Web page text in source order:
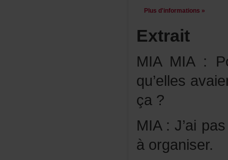
Plusd'informations»
Extrait
ça?
àorganiser.